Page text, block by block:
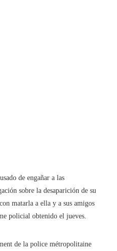
de engañar a las
sobre la desaparición de su
matarla a ella y a sus amigos
policial obtenido el jueves.
de la police métropolitaine